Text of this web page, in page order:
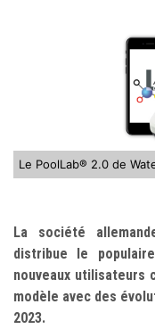
Le PoolLab® 2.0 de
La société
distribue le
nouveaux utilisateurs
modèle avec des
2023.